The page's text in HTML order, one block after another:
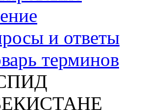
и ответы
терминов